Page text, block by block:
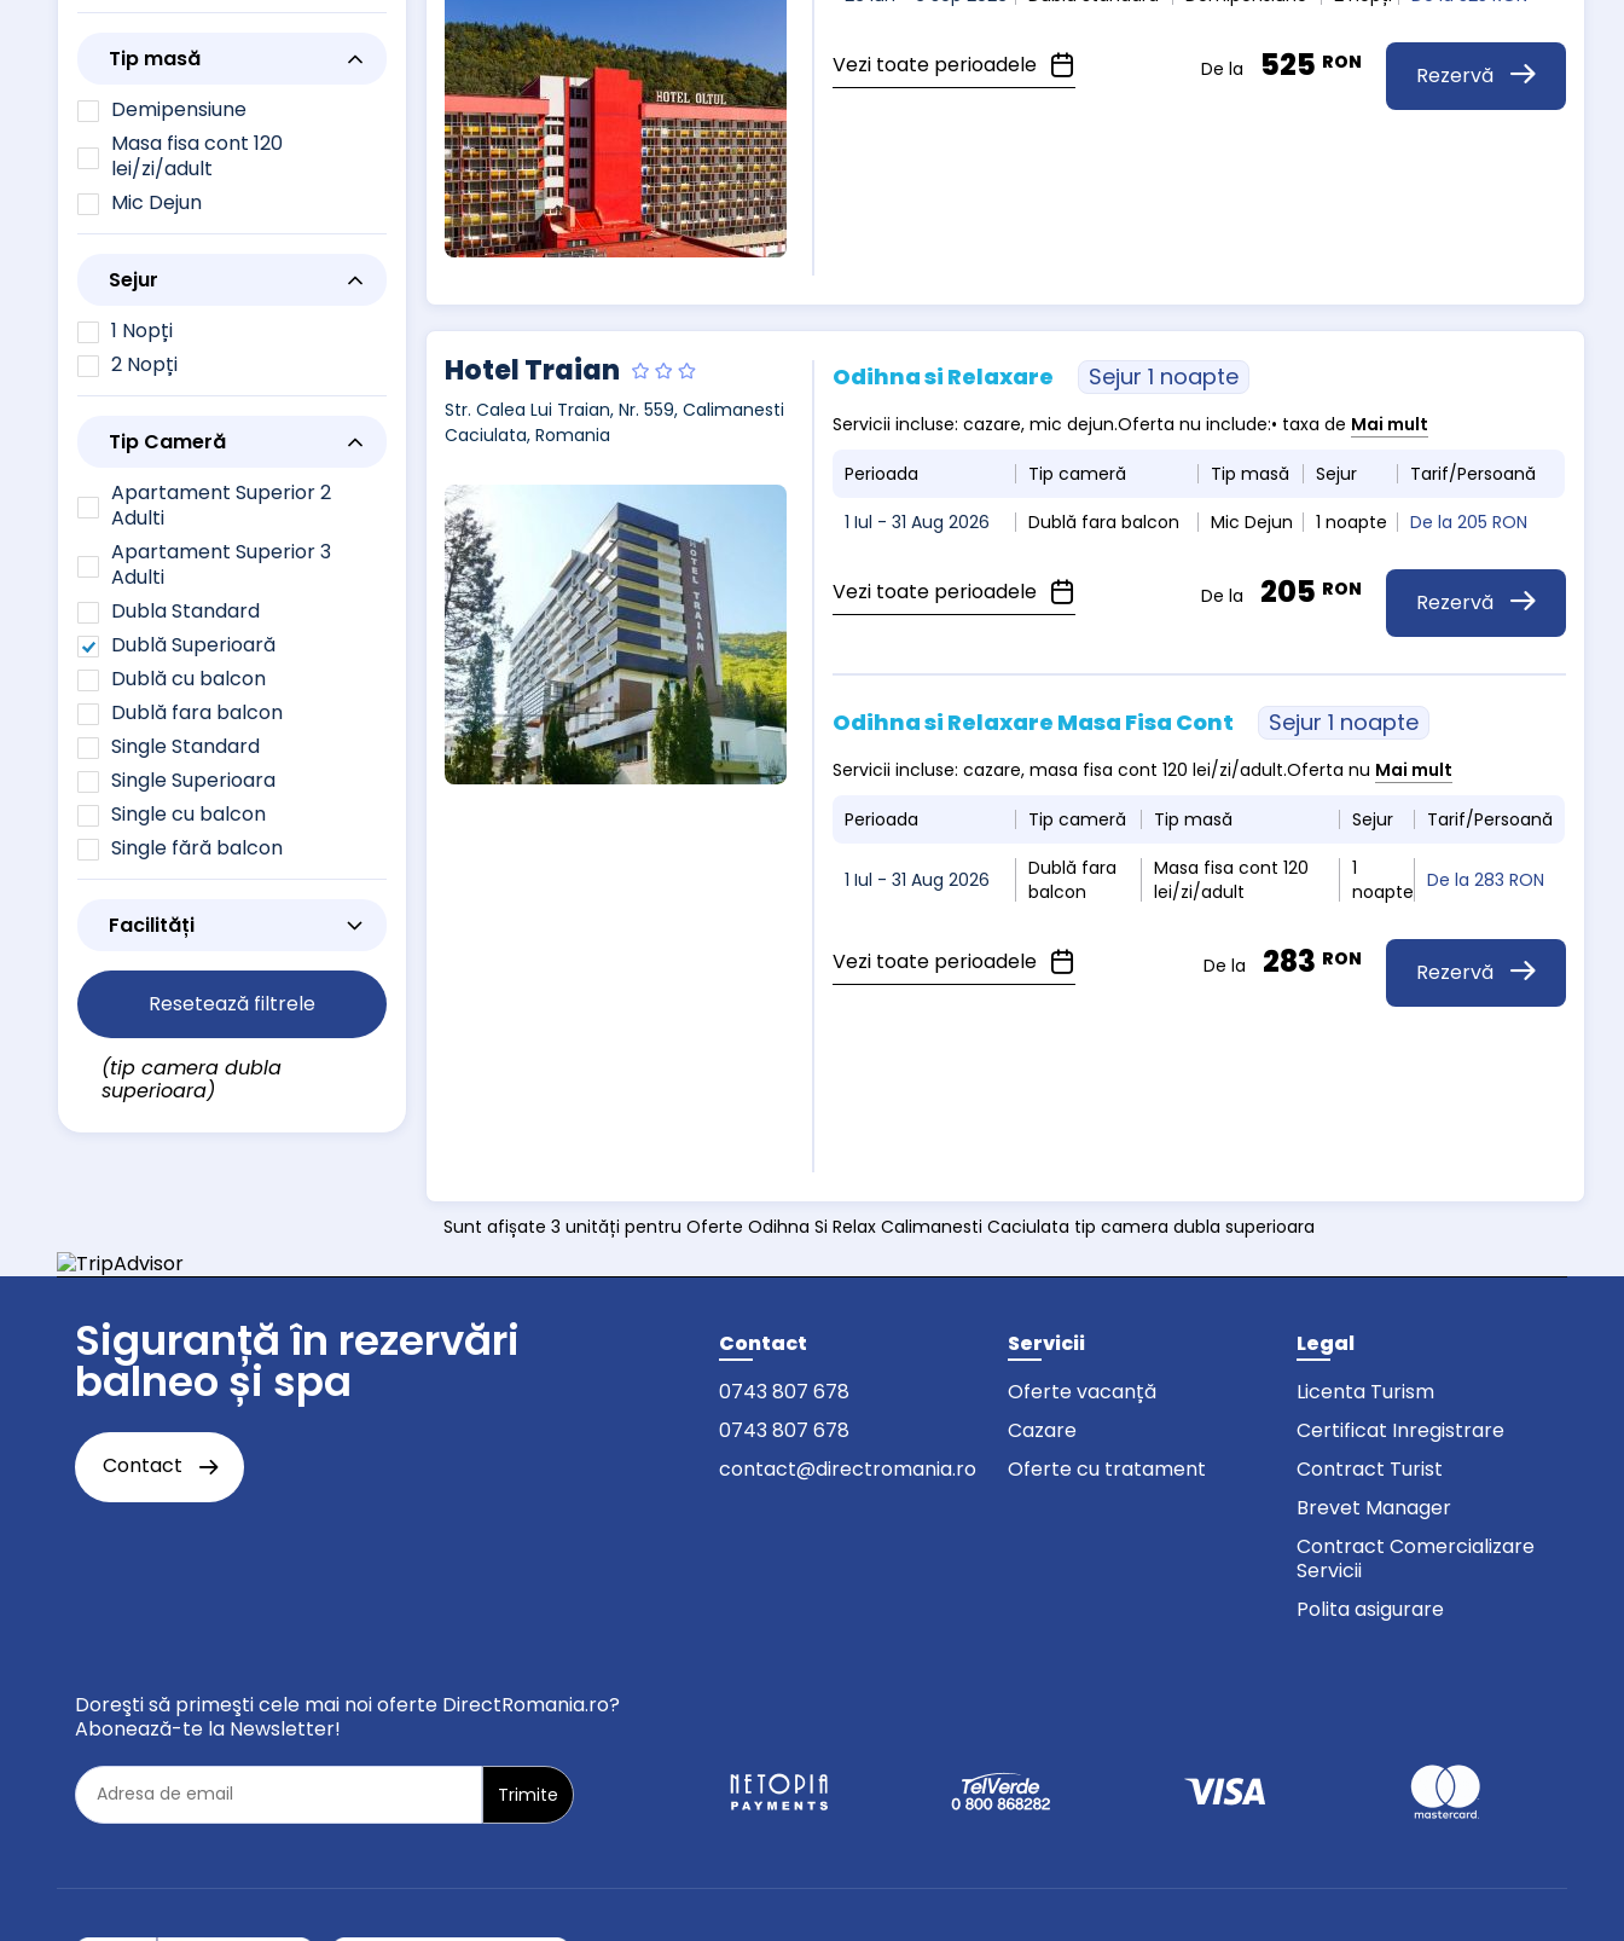
Tip masă
Demipensiune
Masa fisa cont 120
lei/zi/adult
Mic Dejun
Sejur
1 Nopți
2 Nopți
Tip Cameră
Apartament Superior 2
Adulti
Apartament Superior 3
Adulti
Dubla Standard
Dublă Superioară
Dublă cu balcon
Dublă fara balcon
Single Standard
Single Superioara
Single cu balcon
Single fără balcon
Facilități
Resetează filtrele
(tip camera dubla
superioara)
Vezi toate perioadele Rezervă
De la 525 RON
Hotel Traian
Str. Calea Lui Traian, Nr. 559, Calimanesti
Caciulata, Romania
Odihna si Relaxare Sejur 1 noapte
Servicii incluse: cazare, mic dejun.Oferta nu include:• taxa de Mai mult
Perioada Tip cameră Tip masă Sejur
Tarif/Persoană
1 Iul - 31 Aug 2026
Dublă fara balcon Mic Dejun 1 noapte De la205 RON
Vezi toate perioadele Rezervă
De la 205 RON
Odihna si Relaxare Masa Fisa Cont Sejur 1 noapte
Servicii incluse: cazare, masa fisa cont 120 lei/zi/adult.Oferta nu Mai mult
Perioada Tip cameră Tip masă Sejur Tarif/Persoană
1 Iul - 31 Aug 2026
Dublă fara
balcon
Masa fisa cont 120
lei/zi/adult
1
noapte
De la283 RON
Vezi toate perioadele Rezervă
De la 283 RON
Sunt afișate 3 unități pentru Oferte Odihna Si Relax Calimanesti Caciulata tip camera dubla superioara
Siguranță în rezervări
balneo și spa
Contact
Contact
0743 807 678
0743 807 678
contact@directromania.ro
Servicii
Oferte vacanță
Cazare
Oferte cu tratament
Legal
Licenta Turism
Certificat Inregistrare
Contract Turist
Brevet Manager
Contract Comercializare
Servicii
Polita asigurare
Doreşti să primeşti cele mai noi oferte DirectRomania.ro?
Abonează-te la Newsletter!